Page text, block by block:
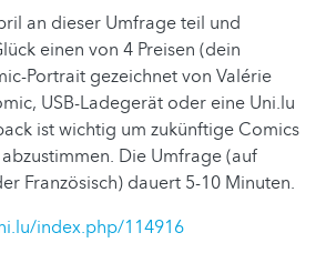
an dieser Umfrage teil und
einen von 4 Preisen (dein
Portrait gezeichnet von Valérie
USB-Ladegerät oder eine Uni.lu
ist wichtig um zukünftige Comics
Die Umfrage (auf
Französisch) dauert 5-10 Minuten.
index.php/114916